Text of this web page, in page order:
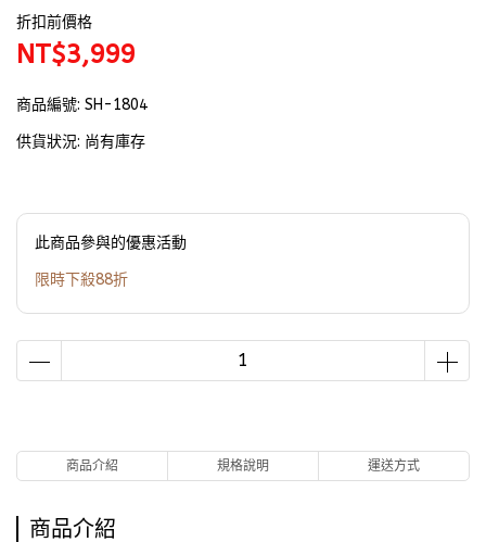
折扣前價格
NT$3,999
商品編號: SH-1804
供貨狀況: 尚有庫存
此商品參與的優惠活動
限時下殺88折
商品介紹 規格說明 運送方式
商品介紹